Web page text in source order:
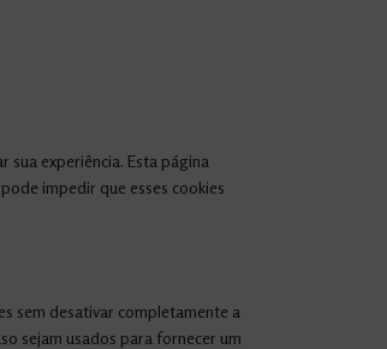
experiência. Esta página
impedir que esses cookies
sem desativar completamente a
sejam usados ​​para fornecer um